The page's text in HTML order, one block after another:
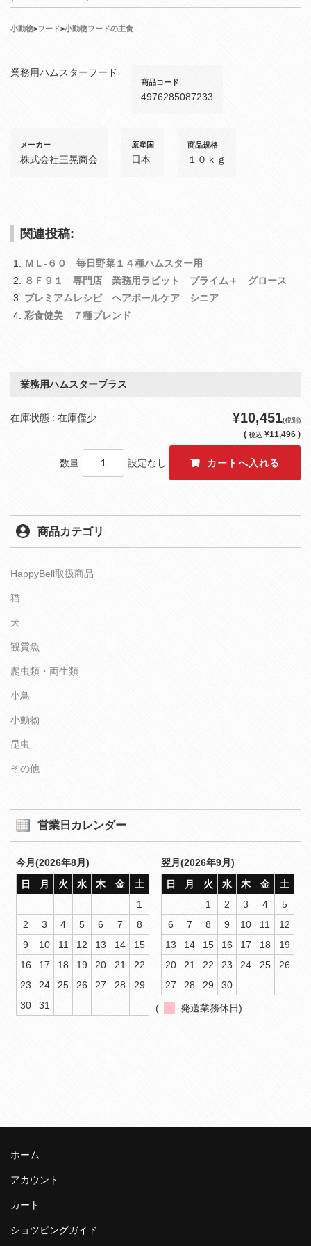
小動物>フード>小動物フードの主食
業務用ハムスターフード
商品コード
4976285087233
メーカー
株式会社三晃商会
原産国
日本
商品規格
１０ｋｇ
関連投稿:
ＭＬ‐６０ 毎日野菜１４種ハムスター用
８Ｆ９１ 専門店 業務用ラビット プライム＋ グロース
プレミアムレシピ ヘアボールケア シニア
彩食健美 ７種ブレンド
業務用ハムスタープラス
在庫状態 : 在庫僅少 ¥10,451(税別)
( 税込 ¥11,496 )
数量 設定なし
商品カテゴリ
HappyBell取扱商品
猫
犬
観賞魚
爬虫類・両生類
小鳥
小動物
昆虫
その他
営業日カレンダー
今月(2026年8月)
日
月 火 水 木 金
土
1
2
3 4 5 6 7
8
9
10 11 12 13 14
15
16
17 18 19 20 21
22
23
24 25 26 27 28
29
30
31
翌月(2026年9月)
日
月 火 水 木 金
土
1
2 3 4
5
6
7 8 9 10 11
12
13
14 15 16 17 18
19
20
21 22 23 24 25
26
27
28 29 30
( 発送業務休日)
ホーム
アカウント
カート
ショツピングガイド